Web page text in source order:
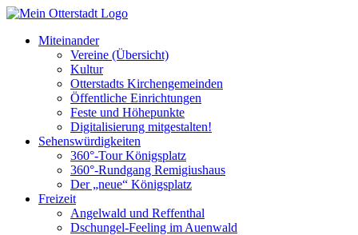
Miteinander
Vereine (Übersicht)
Kultur
Otterstadts Kirchengemeinden
Öffentliche Einrichtungen
Feste und Höhepunkte
Digitalisierung mitgestalten!
Sehenswürdigkeiten
360°-Tour Königsplatz
360°-Rundgang Remigiushaus
Der „neue“ Königsplatz
Freizeit
Angelwald und Reffenthal
Dschungel-Feeling im Auenwald